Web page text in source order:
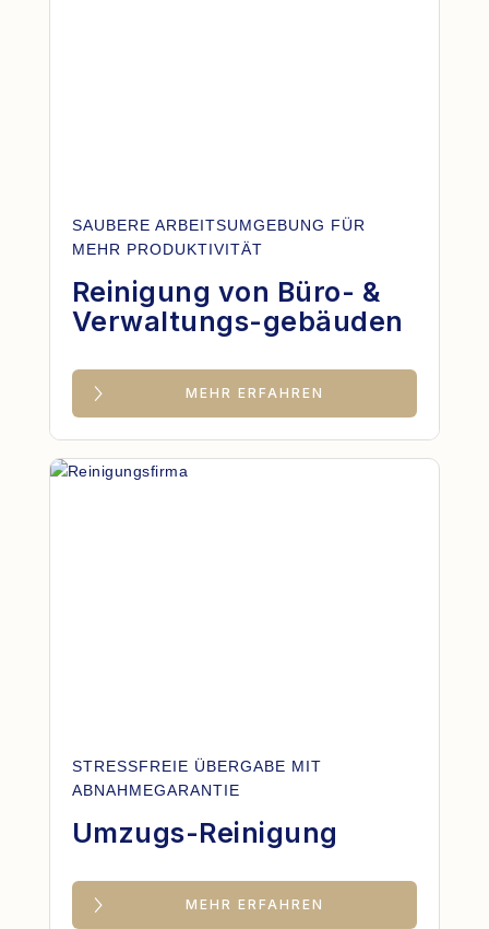
SAUBERE ARBEITSUMGEBUNG FÜR
MEHR PRODUKTIVITÄT
Reinigung von Büro- &
Verwaltungs-gebäuden
MEHR ERFAHREN
STRESSFREIE ÜBERGABE MIT
ABNAHMEGARANTIE
Umzugs-Reinigung
MEHR ERFAHREN